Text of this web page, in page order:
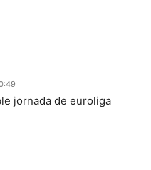
jornada de euroliga